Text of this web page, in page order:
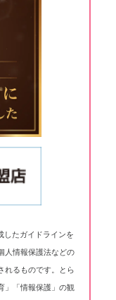
したガイドラインを
人情報保護法などの
れるものです。とら
」「情報保護」の観